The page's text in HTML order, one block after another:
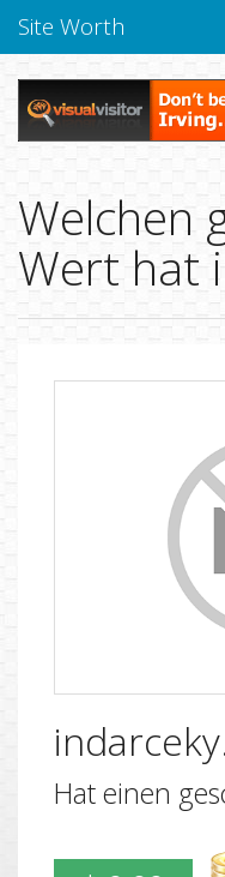
Site Worth
Welchen
Wert hat
Hat einen